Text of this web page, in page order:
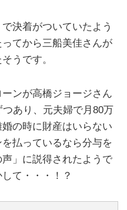
決着がついていたよう
てから三船美佳さんが
うです。
ンが高橋ジョージさん
あり、元夫婦で月80万
の時に財産はいらない
払っているなら分与を
」に説得されたようで
て・・・！？